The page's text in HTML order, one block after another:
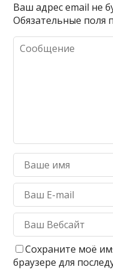
Ваш адрес email не
Обязательные поля
Сохраните моё
браузере для